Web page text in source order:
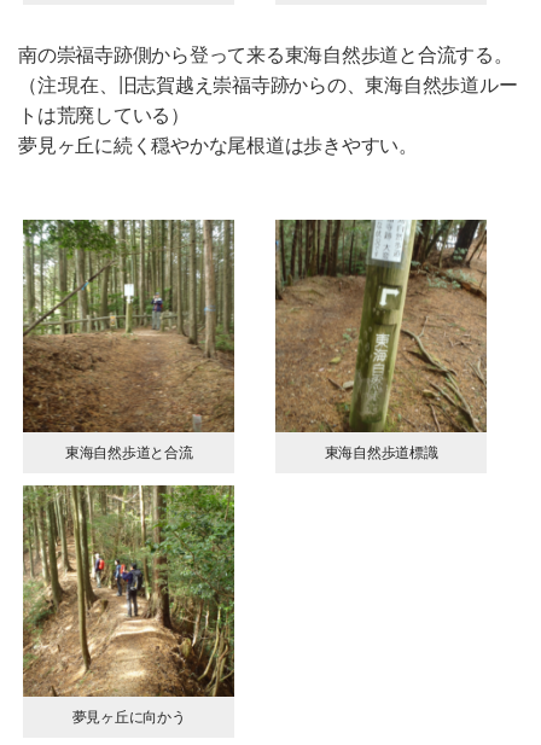
南の崇福寺跡側から登って来る東海自然歩道と合流する。
（注:現在、旧志賀越え崇福寺跡からの、東海自然歩道ルー
トは荒廃している）
夢見ヶ丘に続く穏やかな尾根道は歩きやすい。
東海自然歩道と合流 東海自然歩道標識
夢見ヶ丘に向かう